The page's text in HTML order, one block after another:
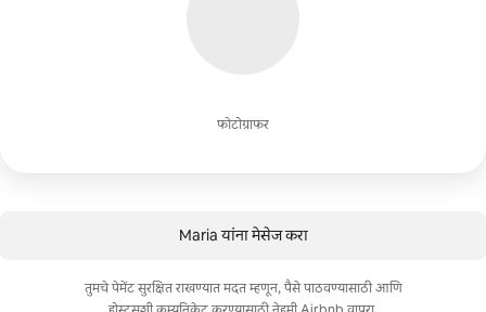
फोटोग्राफर
Maria यांना मेसेज करा
तुमचे पेमेंट सुरक्षित राखण्यात मदत म्हणून, पैसे पाठवण्यासाठी आणि